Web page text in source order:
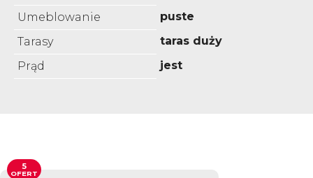
Umeblowanie
puste
Tarasy
taras duży
Prąd
jest
5
OFERT